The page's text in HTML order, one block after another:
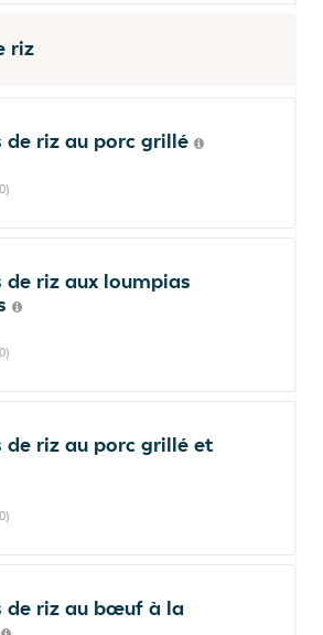
riz
de riz au porc grillé
de riz aux loumpias
de riz au porc grillé et
de riz au bœuf à la